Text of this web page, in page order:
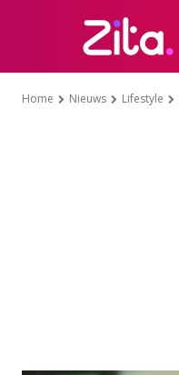
Home Nieuws Lifestyle